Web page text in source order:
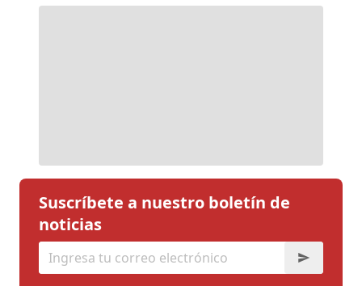
Suscríbete a nuestro boletín de
noticias